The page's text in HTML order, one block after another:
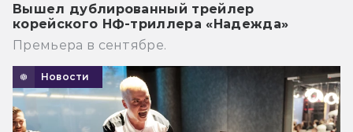
Вышел дублированный трейлер
корейского НФ-триллера «Надежда»
Премьера в сентябре.
Новости